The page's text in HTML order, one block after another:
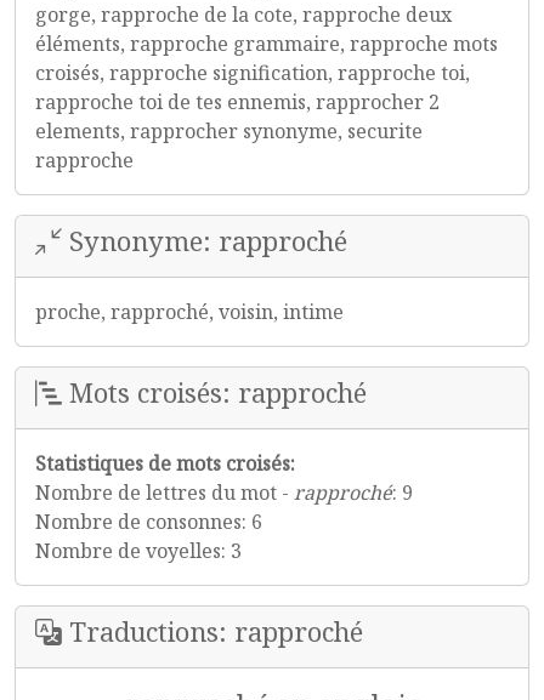
gorge, rapproche de la cote, rapproche deux
éléments, rapproche grammaire, rapproche mots
croisés, rapproche signification, rapproche toi,
rapproche toi de tes ennemis, rapprocher 2
elements, rapprocher synonyme, securite
rapproche
Synonyme: rapproché
proche, rapproché, voisin, intime
Mots croisés: rapproché
Statistiques de mots croisés:
Nombre de lettres du mot - rapproché: 9
Nombre de consonnes: 6
Nombre de voyelles: 3
Traductions: rapproché